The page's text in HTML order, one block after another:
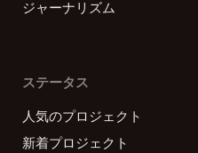
ジャーナリズム
ステータス
人気のプロジェクト
新着プロジェクト